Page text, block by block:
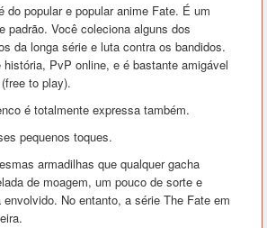
do popular e popular anime Fate. É um
padrão. Você coleciona alguns dos
da longa série e luta contra os bandidos.
PvP online, e é bastante amigável
to play).
é totalmente expressa também.
pequenos toques.
armadilhas que qualquer gacha
de moagem, um pouco de sorte e
envolvido. No entanto, a série The Fate em